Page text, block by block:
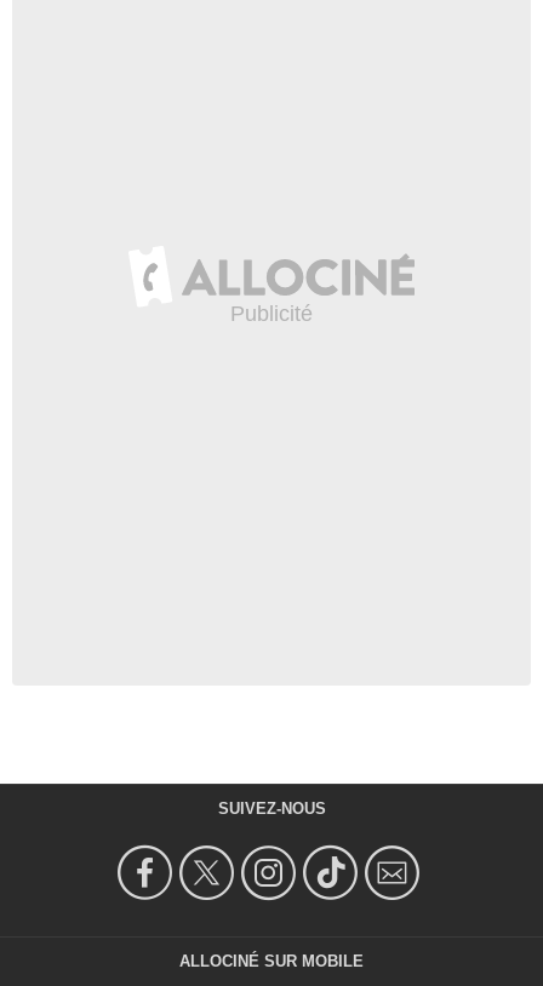
SUIVEZ-NOUS
ALLOCINÉ SUR MOBILE